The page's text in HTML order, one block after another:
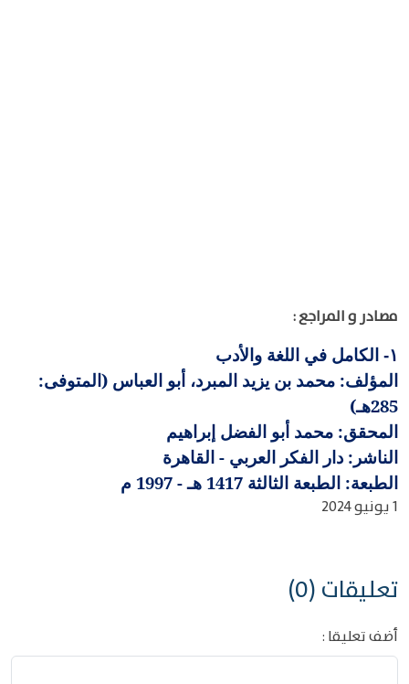
مصادر و المراجع :
١-
الكامل في اللغة والأدب
المؤلف: محمد بن يزيد المبرد، أبو العباس (المتوفى:
285هـ)
المحقق: محمد أبو الفضل إبراهيم
الناشر: دار الفكر العربي - القاهرة
الطبعة: الطبعة الثالثة 1417 هـ - 1997 م
1 يونيو 2024
تعليقات (0)
أضف تعليقا :